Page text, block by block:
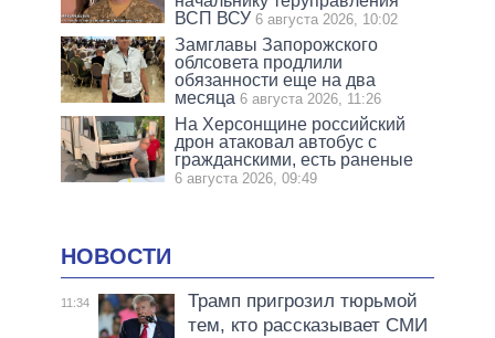
ВСП ВСУ 6 августа 2026, 10:02
Замглавы Запорожского
облсовета продлили
обязанности еще на два
месяца 6 августа 2026, 11:26
На Херсонщине российский
дрон атаковал автобус с
гражданскими, есть раненые
6 августа 2026, 09:49
НОВОСТИ
11:34
Трамп пригрозил тюрьмой
тем, кто рассказывает СМИ